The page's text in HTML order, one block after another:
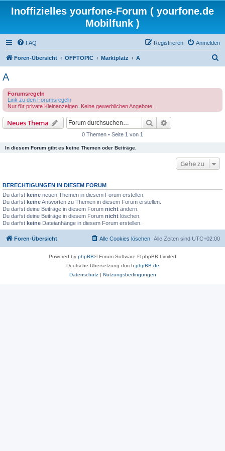
Inoffizielles yourfone-Forum ( yourfone.de
Mobilfunk )
FAQ Anmelden
Registrieren
Foren-Übersicht OFFTOPIC Marktplatz A
A
Forumsregeln
Link zu den Forumsregeln
Nur für private Kleinanzeigen. Keine gewerblichen Angebote.
Neues Thema Suche
0 Themen • Seite 1 von 1
In diesem Forum gibt es keine Themen oder Beiträge.
Gehe zu
BERECHTIGUNGEN IN DIESEM FORUM
Du darfst keine neuen Themen in diesem Forum erstellen.
Du darfst keineAntworten zu Themen in diesem Forum erstellen.
Du darfst deine Beiträge in diesem Forum nicht ändern.
Du darfst deine Beiträge in diesem Forum nicht löschen.
Du darfst keine Dateianhänge in diesem Forum erstellen.
Foren-Übersicht Alle Zeiten sind UTC+02:00
Alle Cookies löschen
Powered by phpBB® Forum Software © phpBB Limited
Deutsche Übersetzung durch phpBB.de
Datenschutz| Nutzungsbedingungen